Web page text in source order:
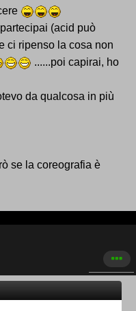
(acid può
ci ripenso la cosa non
......poi capirai, ho
da qualcosa in più
se la coreografia è